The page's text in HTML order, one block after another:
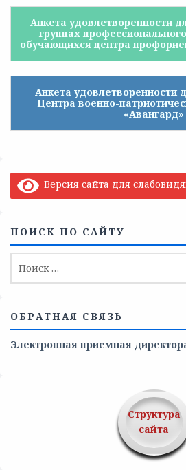
Анкета удовлетворенности
группах
обучающихся центра
Анкета удовлетворенности
Центра военно-
«Авангард»
Версия сайта для
ПОИСК ПО САЙТУ
ОБРАТНАЯ СВЯЗЬ
Электронная приемная
Структура
сайта